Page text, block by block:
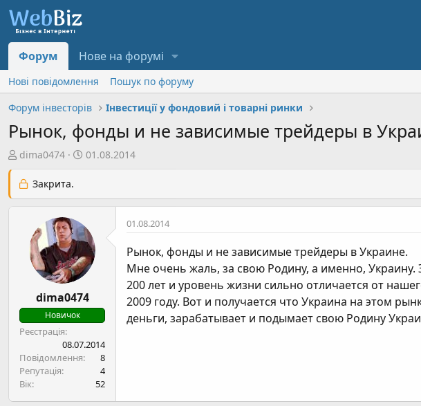
Форум Нове на форумі
Нові повідомлення
Пошук по форуму
Форум інвесторів
Інвестиції у фондовий і товарні ринки
Рынок, фонды и не зависимые трейдеры в
А
т
о
dima0474
Д
а
т
в
о
р
н
01.08.2014
Закрита.
dima0474
Новичок
Реєстрація
08.07.2014
Повідомлення
8
Репутація
4
Вік
52
01.08.2014
Рынок, фонды и не зависимые трейдеры в Украине.
Мне очень жаль, за свою Родину, а именно,
200 лет и уровень жизни сильно отличается от
2009 году. Вот и получается что Украина на этом
деньги, зарабатывает и подымает свою Родину